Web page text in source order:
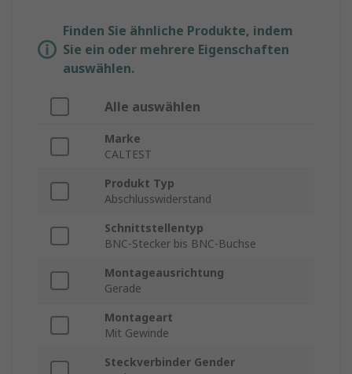
Finden Sie ähnliche Produkte, indem
Sie ein oder mehrere Eigenschaften
auswählen.
Alle auswählen
Marke
CALTEST
Produkt Typ
Abschlusswiderstand
Schnittstellentyp
BNC-Stecker bis BNC-Buchse
Montageausrichtung
Gerade
Montageart
Mit Gewinde
Steckverbinder Gender